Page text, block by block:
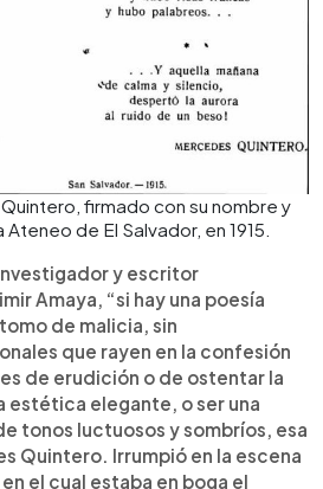
firmado con su nombre y
de El Salvador, en 1915.
y escritor
Amaya, “si hay una poesía
de malicia, sin
que rayen en la confesión
de erudición o de ostentar la
estética elegante, o ser una
tonos luctuosos y sombríos, esa
Quintero. Irrumpió en la escena
el cual estaba en boga el